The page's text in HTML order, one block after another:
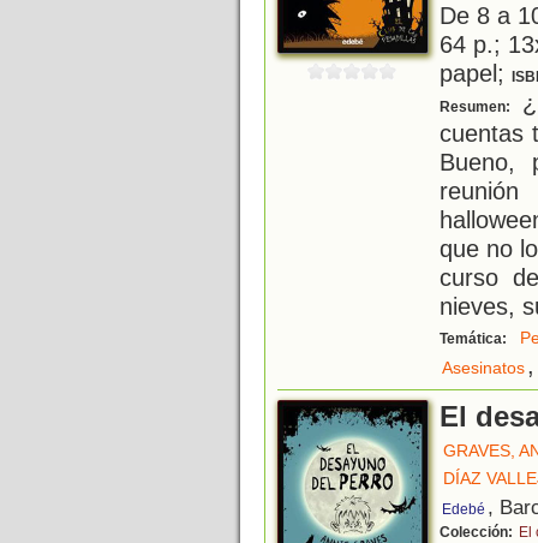
De 8 a
64 p.;
papel;
Resumen:
cuentas
Bueno,
que no
curso
nieves,
Temática:
Asesinatos,
El
GRAVES,
DÍAZ
Edebé ,
Colección: El